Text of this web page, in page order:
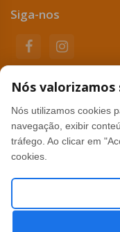
Siga-nos
Formas de
Segurança
Excelent Soluções
Todos
Nós valorizamos
Nós utilizamos cookies
navegação, exibir
tráfego. Ao clicar em
cookies.